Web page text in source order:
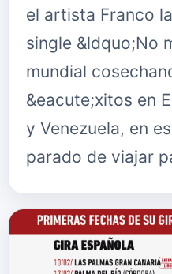
el artista Franco
single &ldquo;No
mundial
&eacute;xitos en
y Venezuela, en
parado de viajar